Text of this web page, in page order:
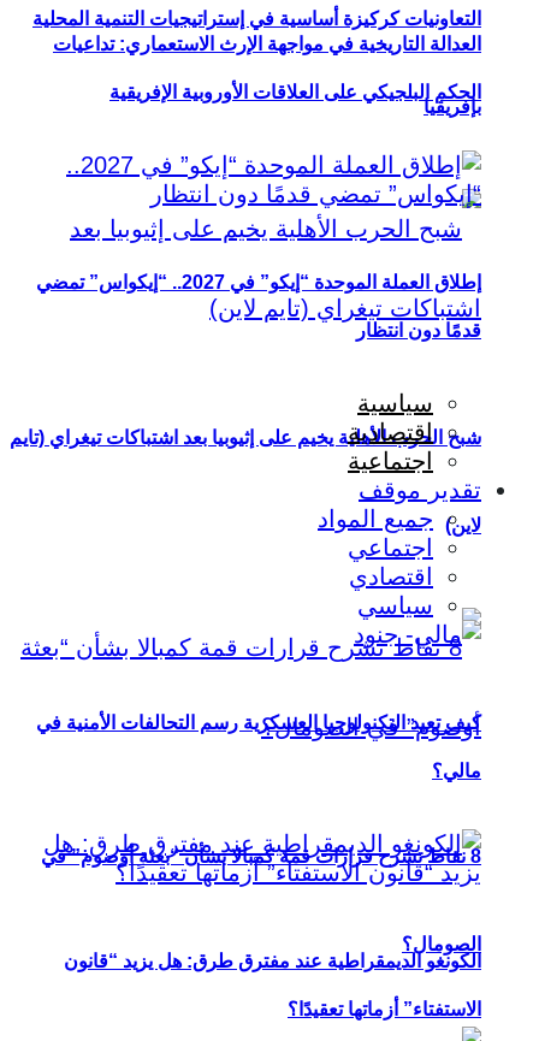
التعاونيات كركيزة أساسية في إستراتيجيات التنمية المحلية
بإفريقيا
شبح الحرب الأهلية يخيم على إثيوبيا بعد اشتباكات تيغراي (تايم
لاين)
8 نقاط تشرح قرارات قمة كمبالا بشأن “بعثة أوصوم” في
الصومال؟
العدالة التاريخية في مواجهة الإرث الاستعماري: تداعيات
الحكم البلجيكي على العلاقات الأوروبية الإفريقية
إطلاق العملة الموحدة “إيكو” في 2027.. “إيكواس” تمضي
قدمًا دون انتظار
سياسية
اقتصادية
اجتماعية
تقدير موقف
جميع المواد
اجتماعي
اقتصادي
سياسي
كيف تعيد التكنولوجيا العسكرية رسم التحالفات الأمنية في
مالي؟
الكونغو الديمقراطية عند مفترق طرق: هل يزيد “قانون
الاستفتاء” أزماتها تعقيدًا؟